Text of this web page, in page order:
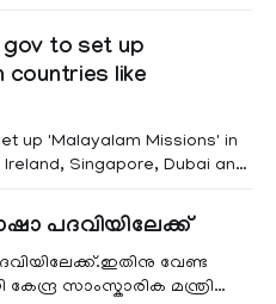
വിഭാഗത്തില്‍
തെന്നിന്ത്യയുടെ അഭിനയശ്രീ
gov to set up
countries like
up 'Malayalam Missions' in
Singapore, Dubai and
third generation
Malayalam language and
K.M. Mani, presenting the
പദവിയിലേക്ക്
വേണ്ട
സാംസ്കാരിക മന്ത്രി